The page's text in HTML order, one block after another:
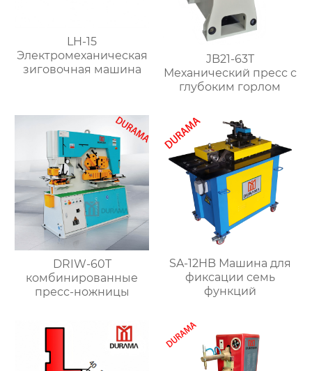
LH-15
Электромеханическая
зиговочная машина
JB21-63T
Механический пресс с
глубоким горлом
DRIW-60T
комбинированные
пресс-ножницы
SA-12HB Машина для
фиксации семь
функций